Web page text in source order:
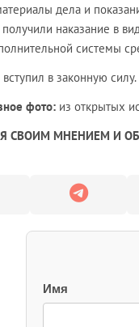
дела и
наказание в
системы
в законную силу.
фото: из открытых
СВОИМ МНЕНИЕМ И
Имя